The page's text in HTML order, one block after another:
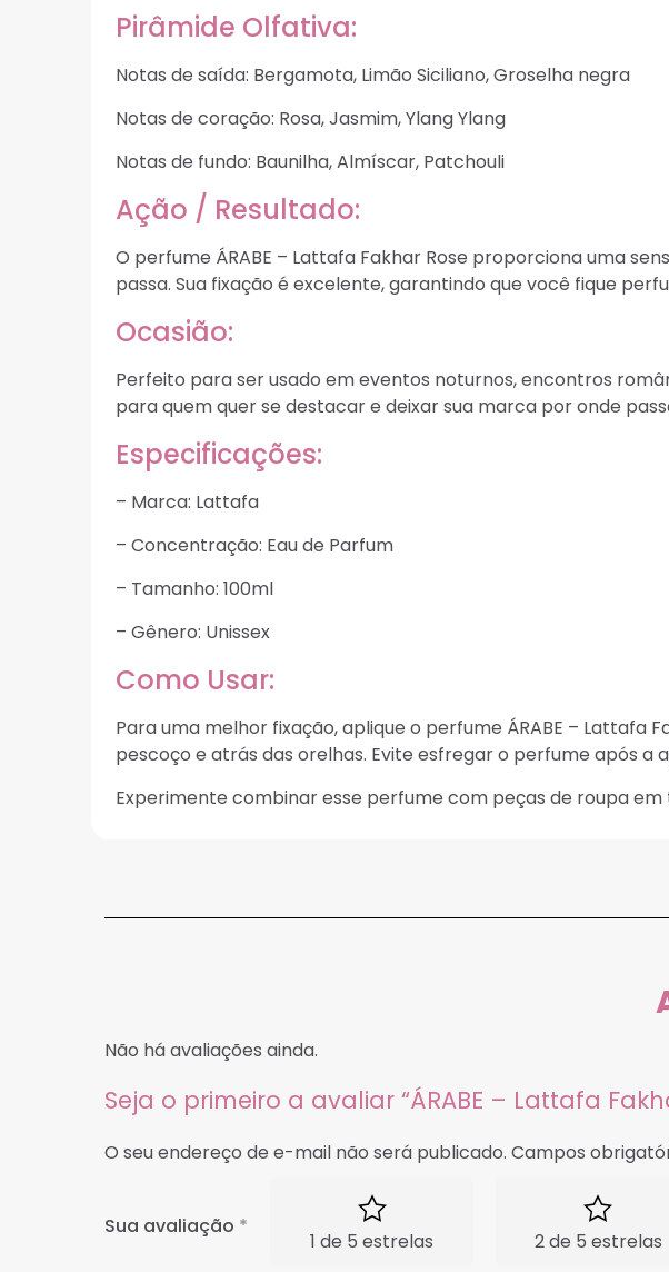
Pirâmide Olfativa:
Notas de saída: Bergamota, Limão Siciliano, Groselha negra
Notas de coração: Rosa, Jasmim, Ylang Ylang
Notas de fundo: Baunilha, Almíscar, Patchouli
Ação / Resultado:
O perfume ÁRABE – Lattafa Fakhar Rose proporciona uma
passa. Sua fixação é excelente, garantindo que você fique
Ocasião:
Perfeito para ser usado em eventos noturnos, encontros
para quem quer se destacar e deixar sua marca por onde
Especificações:
– Marca: Lattafa
– Concentração: Eau de Parfum
– Tamanho: 100ml
– Gênero: Unissex
Como Usar:
Para uma melhor fixação, aplique o perfume ÁRABE – Lattafa
pescoço e atrás das orelhas. Evite esfregar o perfume após a
Experimente combinar esse perfume com peças de roupa
Não há avaliações ainda.
Seja o primeiro a avaliar “ÁRABE – Lattafa
O seu endereço de e-mail não será publicado. Campos
Sua avaliação *
1 de 5 estrelas 2 de 5 estrelas